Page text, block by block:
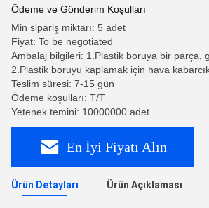
Ödeme ve Gönderim Koşulları
Min sipariş miktarı: 5 adet
Fiyat: To be negotiated
Ambalaj bilgileri: 1.Plastik boruya bir parça,
2.Plastik boruyu kaplamak için hava
Teslim süresi: 7-15 gün
Ödeme koşulları: T/T
Yetenek temini: 10000000 adet
En İyi Fiyatı Alın
Ürün Detayları Ürün Açıklaması